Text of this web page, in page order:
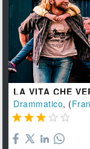
LA VITA CHE
Drammatico, (
    